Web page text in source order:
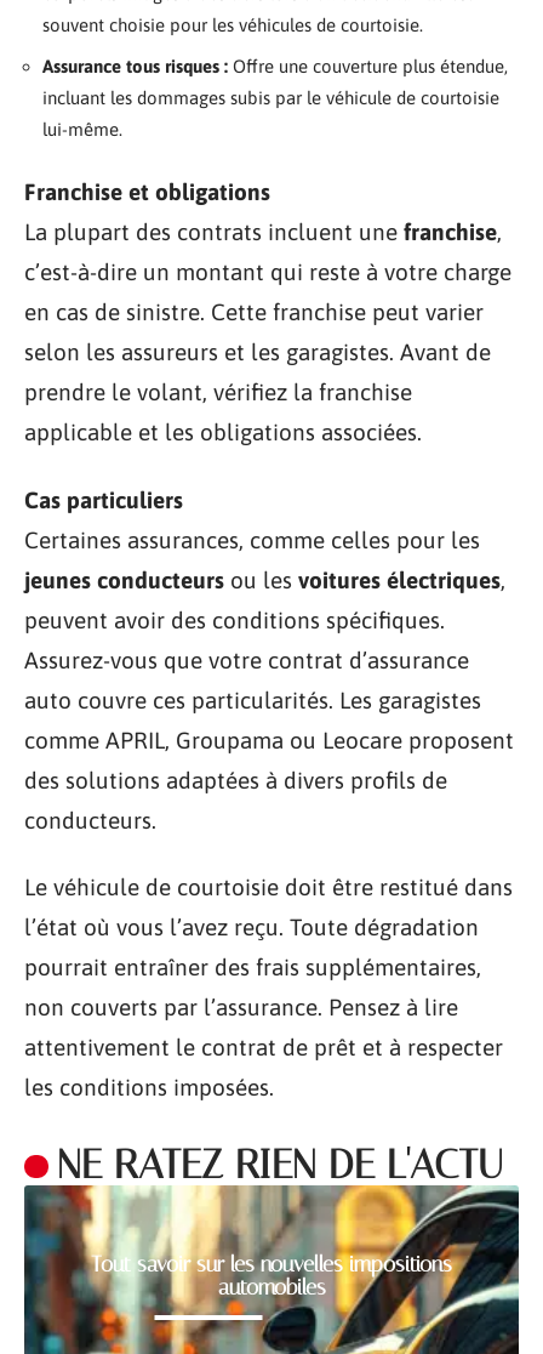
souvent choisie pour les véhicules de courtoisie.
Assurance tous risques : Offre une couverture plus étendue,
incluant les dommages subis par le véhicule de courtoisie
lui-même.
Franchise et obligations
La plupart des contrats incluent une franchise,
c’est-à-dire un montant qui reste à votre charge
en cas de sinistre. Cette franchise peut varier
selon les assureurs et les garagistes. Avant de
prendre le volant, vérifiez la franchise
applicable et les obligations associées.
Cas particuliers
Certaines assurances, comme celles pour les
jeunes conducteurs ou les voitures électriques,
peuvent avoir des conditions spécifiques.
Assurez-vous que votre contrat d’assurance
auto couvre ces particularités. Les garagistes
comme APRIL, Groupama ou Leocare proposent
des solutions adaptées à divers profils de
conducteurs.
Le véhicule de courtoisie doit être restitué dans
l’état où vous l’avez reçu. Toute dégradation
pourrait entraîner des frais supplémentaires,
non couverts par l’assurance. Pensez à lire
attentivement le contrat de prêt et à respecter
les conditions imposées.
NE RATEZ RIEN DE L'ACTU
Tout savoir sur les nouvelles impositions
automobiles